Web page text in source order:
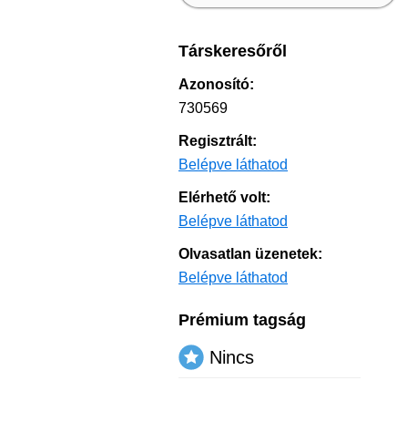
Társkeresőről
Azonosító:
730569
Regisztrált:
Belépve láthatod
Elérhető volt:
Belépve láthatod
Olvasatlan üzenetek:
Belépve láthatod
Prémium tagság
Nincs